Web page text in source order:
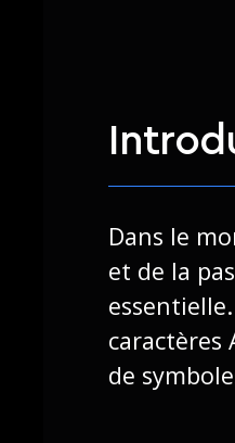
Dans le
et de la
caractères
de